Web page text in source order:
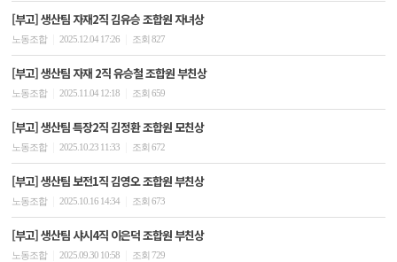
[부고] 생산팀 자재2직 김유승 조합원 자녀상
노동조합 2025.12.04 17:26 조회 827
[부고] 생산팀 자재 2직 유승철 조합원 부친상
노동조합 2025.11.04 12:18 조회 659
[부고] 생산팀 특장2직 김정환 조합원 모친상
노동조합 2025.10.23 11:33 조회 672
[부고] 생산팀 보전1직 김영오 조합원 부친상
노동조합 2025.10.16 14:34 조회 673
[부고] 생산팀 샤시4직 이은덕 조합원 부친상
노동조합 2025.09.30 10:58 조회 729